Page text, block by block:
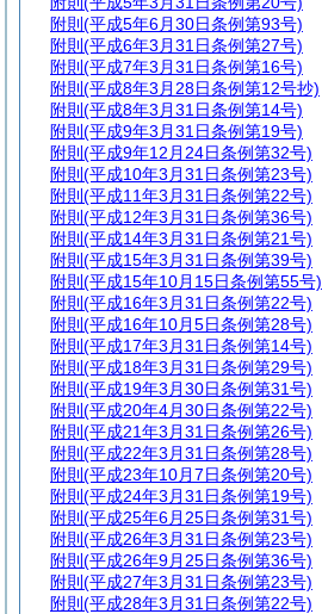
附則 (平成5年6月30日条例第93号)
附則 (平成6年3月31日条例第27号)
附則 (平成7年3月31日条例第16号)
附則 (平成8年3月28日条例第12号抄)
附則 (平成8年3月31日条例第14号)
附則 (平成9年3月31日条例第19号)
附則 (平成9年12月24日条例第32号)
附則 (平成10年3月31日条例第23号)
附則 (平成11年3月31日条例第22号)
附則 (平成12年3月31日条例第36号)
附則 (平成14年3月31日条例第21号)
附則 (平成15年3月31日条例第39号)
附則 (平成15年10月15日条例第55号)
附則 (平成16年3月31日条例第22号)
附則 (平成16年10月5日条例第28号)
附則 (平成17年3月31日条例第14号)
附則 (平成18年3月31日条例第29号)
附則 (平成19年3月30日条例第31号)
附則 (平成20年4月30日条例第22号)
附則 (平成21年3月31日条例第26号)
附則 (平成22年3月31日条例第28号)
附則 (平成23年10月7日条例第20号)
附則 (平成24年3月31日条例第19号)
附則 (平成25年6月25日条例第31号)
附則 (平成26年3月31日条例第23号)
附則 (平成26年9月25日条例第36号)
附則 (平成27年3月31日条例第23号)
附則 (平成28年3月31日条例第22号)